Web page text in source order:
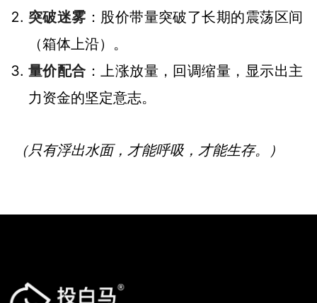
突破迷雾 ：股价带量突破了长期的震荡区间
（箱体上沿）。
量价配合 ：上涨放量，回调缩量，显示出主
力资金的坚定意志。
（只有浮出水面，才能呼吸，才能生存。）